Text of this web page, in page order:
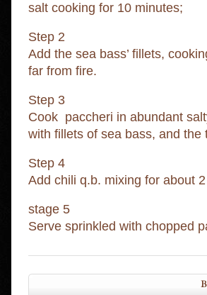
salt cooking for 10 minutes;
Step 2
Add the sea bass’ fillets,
far from fire.
Step 3
Cook paccheri in abundant
with fillets of sea bass, and the
Step 4
Add chili q.b. mixing for about
stage 5
Serve sprinkled with chopped